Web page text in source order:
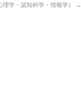
学・認知科学・情報学）
→